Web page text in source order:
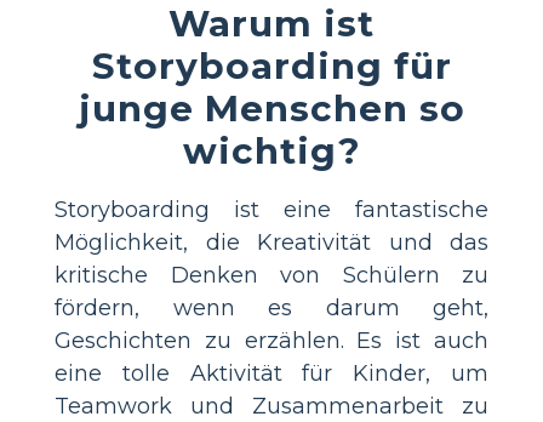
Warum ist
Storyboarding für
junge Menschen so
wichtig?
Storyboarding ist eine fantastische
Möglichkeit, die Kreativität und das
kritische Denken von Schülern zu
fördern, wenn es darum geht,
Geschichten zu erzählen. Es ist auch
eine tolle Aktivität für Kinder, um
Teamwork und Zusammenarbeit zu